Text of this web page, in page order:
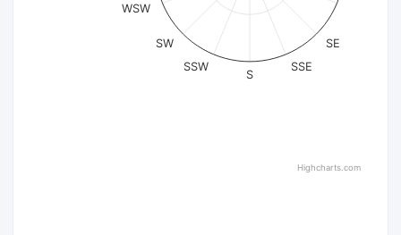
SE
SSE
S
SSW
SW
WSW
Highcharts.com